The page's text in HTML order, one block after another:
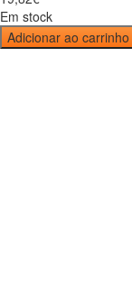
Em stock
Adicionar ao carrinho